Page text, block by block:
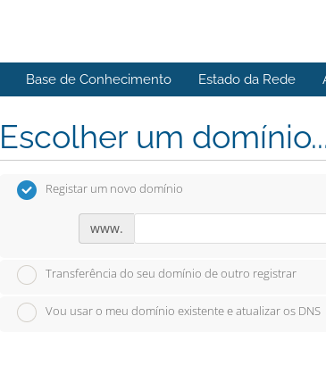
Base de Conhecimento Estado da Rede
Escolher um
Registar um novo domínio
www.
Transferência do seu domínio de outro registrar
Vou usar o meu domínio existente e atualizar os DNS